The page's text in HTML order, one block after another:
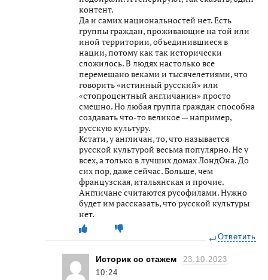
контент.
Да и самих национальностей нет. Есть
группы граждан, проживающие на той или
иной территории, объединившиеся в
нации, потому как так исторически
сложилось. В людях настолько все
перемешано веками и тысячелетиями, что
говорить «истинный русский» или
«стопроцентный англичанин» просто
смешно. Но любая группа граждан способна
создавать что-то великое — например,
русскую культуру.
Кстати, у англичан, то, что называется
русской культурой весьма популярно. Не у
всех, а только в лучших домах ЛондОна. До
сих пор, даже сейчас. Больше, чем
французская, итальянская и прочие.
Англичане считаются русофилами. Нужно
будет им рассказать, что русской культуры
нет.
Ответить
Историк со стажем
23.10.2023
10:24